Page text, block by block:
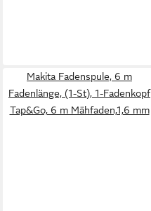
Makita Fadenspule, 6 m
Fadenlänge, (1-St), 1-Fadenkopf
Tap&Go, 6 m Mähfaden,1,6 mm